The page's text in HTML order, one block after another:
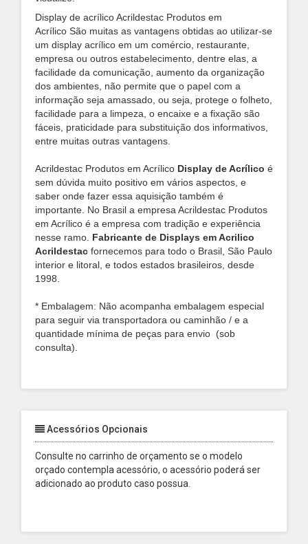
Display de acrílico Acrildestac Produtos em
Acrílico São muitas as vantagens obtidas ao utilizar-se
um display acrílico em um comércio, restaurante,
empresa ou outros estabelecimento, dentre elas, a
facilidade da comunicação, aumento da organização
dos ambientes, não permite que o papel com a
informação seja amassado, ou seja, protege o folheto,
facilidade para a limpeza, o encaixe e a fixação são
fáceis, praticidade para substituição dos informativos,
entre muitas outras vantagens.
Acrildestac Produtos em Acrílico Display de Acrílico é
sem dúvida muito positivo em vários aspectos, e
saber onde fazer essa aquisição também é
importante. No Brasil a empresa Acrildestac Produtos
em Acrílico é a empresa com tradição e experiência
nesse ramo. Fabricante de Displays em Acrilico
Acrildestac fornecemos para todo o Brasil, São Paulo
interior e litoral, e todos estados brasileiros, desde
1998.
* Embalagem: Não acompanha embalagem especial
para seguir via transportadora ou caminhão / e a
quantidade mínima de peças para envio (sob
consulta).
Acessórios Opcionais
Consulte no carrinho de orçamento se o modelo
orçado contempla acessório, o acessório poderá ser
adicionado ao produto caso possua.